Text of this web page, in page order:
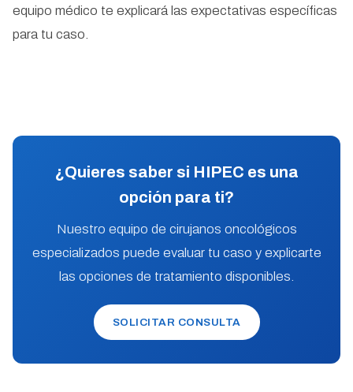
equipo médico te explicará las expectativas específicas
para tu caso.
¿Quieres saber si HIPEC es una
opción para ti?
Nuestro equipo de cirujanos oncológicos
especializados puede evaluar tu caso y explicarte
las opciones de tratamiento disponibles.
SOLICITAR CONSULTA